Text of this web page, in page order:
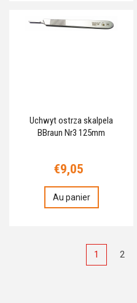
Uchwyt ostrza skalpela
BBraun Nr3 125mm
€9,05
Au panier
1 2